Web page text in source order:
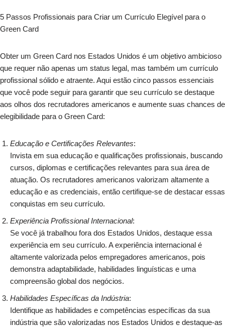
5 Passos Profissionais para Criar um Currículo Elegível para o
Green Card
Obter um Green Card nos Estados Unidos é um objetivo ambicioso
que requer não apenas um status legal, mas também um currículo
profissional sólido e atraente. Aqui estão cinco passos essenciais
que você pode seguir para garantir que seu currículo se destaque
aos olhos dos recrutadores americanos e aumente suas chances de
elegibilidade para o Green Card:
Educação e Certificações Relevantes:
Invista em sua educação e qualificações profissionais, buscando
cursos, diplomas e certificações relevantes para sua área de
atuação. Os recrutadores americanos valorizam altamente a
educação e as credenciais, então certifique-se de destacar essas
conquistas em seu currículo.
Experiência Profissional Internacional:
Se você já trabalhou fora dos Estados Unidos, destaque essa
experiência em seu currículo. A experiência internacional é
altamente valorizada pelos empregadores americanos, pois
demonstra adaptabilidade, habilidades linguísticas e uma
compreensão global dos negócios.
Habilidades Específicas da Indústria:
Identifique as habilidades e competências específicas da sua
indústria que são valorizadas nos Estados Unidos e destaque-as